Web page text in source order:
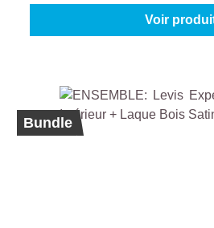
Voir
Bundle